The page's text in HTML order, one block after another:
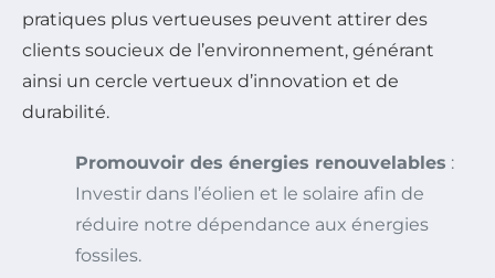
pratiques plus vertueuses peuvent attirer des
clients soucieux de l’environnement, générant
ainsi un cercle vertueux d’innovation et de
durabilité.
Promouvoir des énergies renouvelables :
Investir dans l’éolien et le solaire afin de
réduire notre dépendance aux énergies
fossiles.